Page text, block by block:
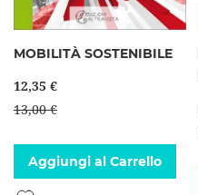
MOBILITÀ SOSTENIBILE
12,35 €
13,00 €
Aggiungi al Carrello